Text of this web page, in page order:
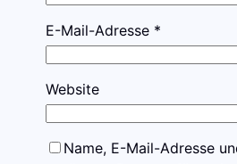
E-Mail-Adresse *
Website
Name, E-Mail-Adresse